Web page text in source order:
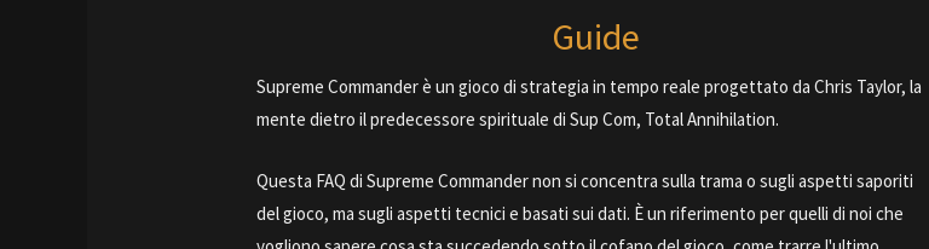
Guide
Supreme Commander è un gioco di strategia in tempo reale progettato da Chris Taylor, la
mente dietro il predecessore spirituale di Sup Com, Total Annihilation.
Questa FAQ di Supreme Commander non si concentra sulla trama o sugli aspetti saporiti
del gioco, ma sugli aspetti tecnici e basati sui dati. È un riferimento per quelli di noi che